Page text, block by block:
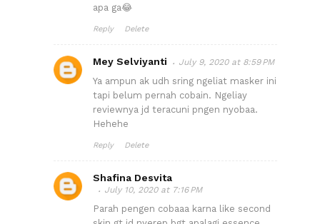
apa ga😂
Reply Delete
Mey Selviyanti July 9, 2020 at 8:59 PM
Ya ampun ak udh sring ngeliat masker ini
tapi belum pernah cobain. Ngeliay
reviewnya jd teracuni pngen nyobaa.
Hehehe
Reply Delete
Shafina Desvita
July 10, 2020 at 7:16 PM
Parah pengen cobaaa karna like second